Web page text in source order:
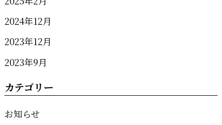
2024年12月
2023年12月
2023年9月
カテゴリー
お知らせ